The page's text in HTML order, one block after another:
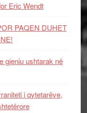
Eric Wendt
PAQEN DUHET
gjeniu ushtarak në
i qytetarëve,